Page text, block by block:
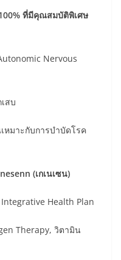
ที่มีคุณสมบัติพิเศษ
Nervous
สบ
หมาะกับการบำบัดโรค
(เกเนเซน)
Health Plan
Therapy, วิตามิน